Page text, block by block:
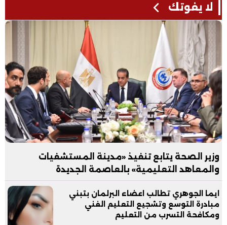
لا يفوتك
وزير الصحة يتابع تنفيذ «مدينة المستشفيات
والمعاهد التعليمية» بالعاصمة الجديدة
ايما الجوهري تطالب اعضاء البرلمان بتبني
مبادرة التوسع وتشجيع التعليم الفني
ومكافحة التسرب من التعليم